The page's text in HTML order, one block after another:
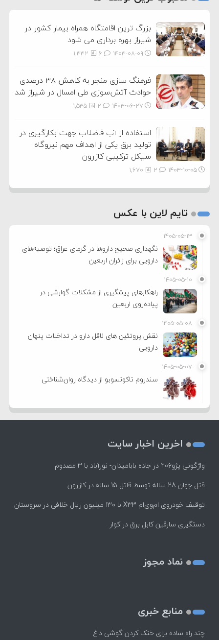
بزرگ ترین اقامتگاه همراه بیمار کشور در
شیراز بهره برداری می شود
۱۴۰۳-۰۸-۰۹ 1,332
فرهنگ سازی منجر به کاهش ۳۸ درصدی
حوادث آتش‌سوزی طی امسال در شیراز شد
۱۴۰۳-۰۶-۲۷ 1,535
استفاده از آب فاضلاب جهت بکارگیری در
تولید برق یکی از اهداف مهم نیروگاه
سیکل ترکیبی کازرون
۱۴۰۳-۱۰-۰۵ 1,670
تایم لاین با عکس
۱۴۰۵-۰۵-۱۳
نگهداری صحیح داروها در گرمای عراق؛ توصیه‌های
دارویی برای زائران اربعین
۱۴۰۵-۰۵-۱۰
راهکارهای پیشگیری از مشکلات گوارشی در
پیاده‌روی اربعین
۱۴۰۵-۰۵-۰۸
نقش پروتئین های ناقل دارو در تداخلات پنهان
دارویی
۱۴۰۵-۰۵-۰۷
سندروم تاکوتسوبو از دیدگاه روان‌شناختی
اخرین اخبار سایت
واژگونی پژو۲۰۶ در جاده بابامیدان- نورآباد با ۳ مصدوم
قتل جوان 28 ساله توسط قاتل 15 ساله در کازرون
توقیف خودروی ام‌وی‌ام X33 با ۱۳۰ میلیون ریال خلافی در سروستان
دستگیری سارقین کابل برق در کوار
نماد مجوز
منابع خبری
چند راه‌ ساده برای خنک کردن گوشی داغ